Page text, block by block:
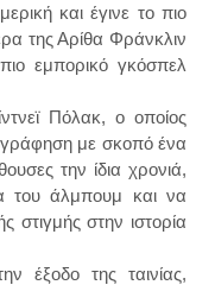
και έγινε το πιο
της Αρίθα Φράνκλιν
εμπορικό γκόσπελ
Πόλακ, ο οποίος
με σκοπό ένα
την ίδια χρονιά,
του άλμπουμ και να
στιγμής στην ιστορία
έξοδο της ταινίας,